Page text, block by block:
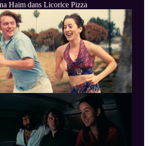
Haim dans Licorice Pizza